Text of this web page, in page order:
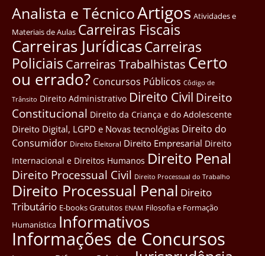
Analista e TécnicoArtigos Atividades e
Materiais de Aulas Carreiras Fiscais
Carreiras JurídicasCarreiras
Policiais Carreiras Trabalhistas Certo
ou errado? Concursos Públicos Côdigo de
Trânsito Direito Administrativo Direito Civil Direito
Constitucional Direito da Criança e do Adolescente
Direito Digital, LGPD e Novas tecnológias Direito do
Consumidor Direito Eleitoral Direito Empresarial Direito
Internacional e Direitos Humanos Direito Penal
Direito Processual Civil Direito Processual do Trabalho
Direito Processual Penal Direito
Tributário E-books Gratuitos ENAM Filosofia e Formação
Humanística Informativos
Informações de Concursos